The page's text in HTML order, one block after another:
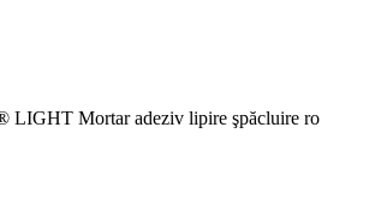
LIGHT Mortar adeziv lipire şpăcluire ro